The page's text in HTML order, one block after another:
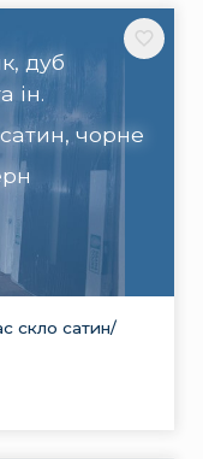
дуб
ін.
сатин, чорне
скло сатин/